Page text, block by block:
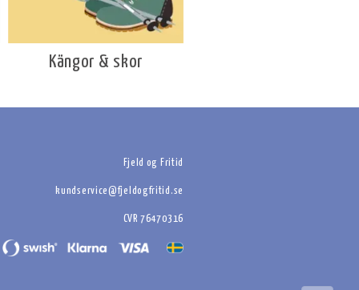
Kängor & skor
Fjeld og Fritid
kundservice@fjeldogfritid.se
CVR 76470316